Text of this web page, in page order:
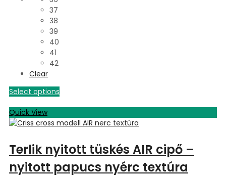
37
38
39
40
41
42
Clear
Select options
Quick View
Terlik nyitott tüskés AIR cipő –
nyitott papucs nyérc textúra